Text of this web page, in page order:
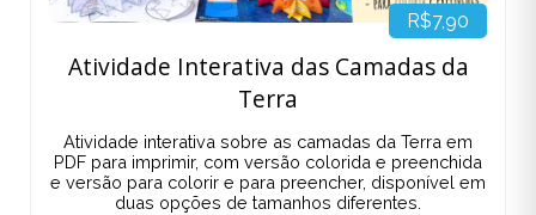
R$7,90
Atividade Interativa das Camadas da
Terra
Atividade interativa sobre as camadas da Terra em
PDF para imprimir, com versão colorida e preenchida
e versão para colorir e para preencher, disponível em
duas opções de tamanhos diferentes.